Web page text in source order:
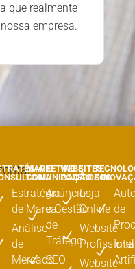
E
Estratégia
de Marca
Análise
de
Mercado
MARKETING E
COMUNICAÇÃO
Anúncios
e Gestão
de
Tráfego
SEO
WEBSITES
PODEROSOS
Loja
Online
Website
Website
E
de